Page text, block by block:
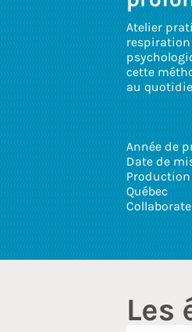
Atelier
cette
au
Année de
Date de
Québec
Les